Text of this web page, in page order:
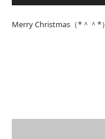
Merry Christmas（*＾＾*）